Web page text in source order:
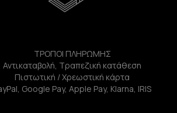
ΤΡΟΠΟΙ ΠΛΗΡΩΜΗΣ
Αντικαταβολή, Τραπεζική κατάθεση
Πιστωτική / Χρεωστική κάρτα
Google Pay, Apple Pay, Klarna, IRIS